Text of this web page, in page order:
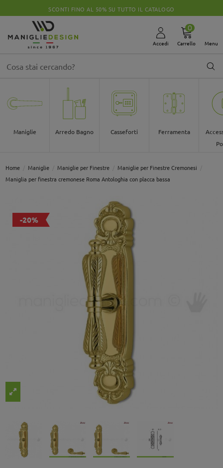
SCONTI FINO AL 50% SU TUTTO IL CATALOGO
Accedi
0
Carrello Menu
Maniglie Arredo Bagno Casseforti Ferramenta
Home Maniglie Maniglie per Finestre
Maniglie per Finestre Cremonesi
Maniglia per finestra cremonese Roma Antologhia con placca bassa
-20%